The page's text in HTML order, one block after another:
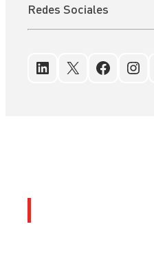
Redes Sociales
LinkedIn
X